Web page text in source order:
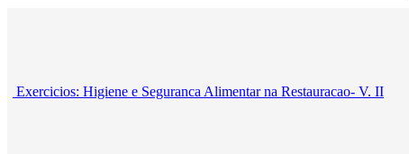
Exercicios: Higiene e Seguranca Alimentar na Restauracao- V. II